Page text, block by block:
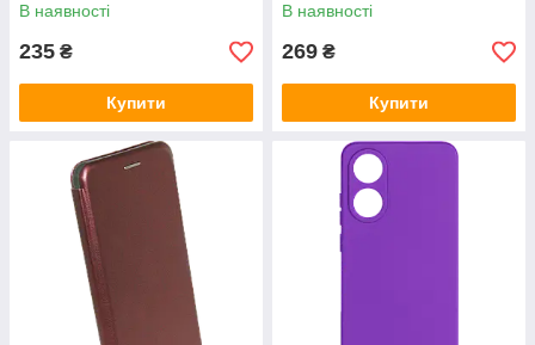
В наявності
235 ₴
Купити
В наявності
269 ₴
Купити